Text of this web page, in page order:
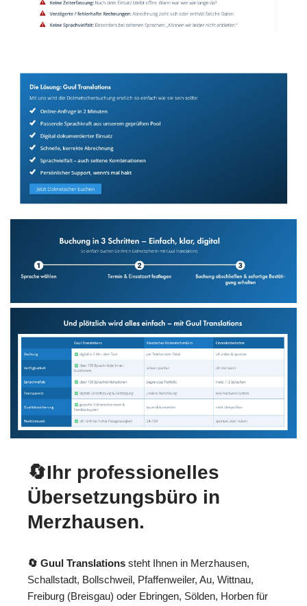
🔄Ihr professionelles
Übersetzungsbüro in
Merzhausen.
🔄 Guul Translations steht Ihnen in Merzhausen,
Schallstadt, Bollschweil, Pfaffenweiler, Au, Wittnau,
Freiburg (Breisgau) oder Ebringen, Sölden, Horben für